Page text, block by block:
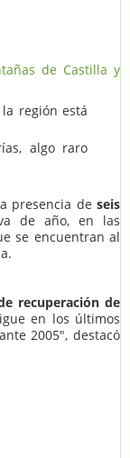
de Castilla y
región está
algo raro
presencia de seis
de año, en las
se encuentran al
recuperación de
en los últimos
2005", destacó